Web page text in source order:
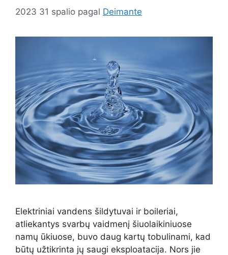
2023 31 spalio pagal Deimante
Elektriniai vandens šildytuvai ir boileriai,
atliekantys svarbų vaidmenį šiuolaikiniuose
namų ūkiuose, buvo daug kartų tobulinami, kad
būtų užtikrinta jų saugi eksploatacija. Nors jie